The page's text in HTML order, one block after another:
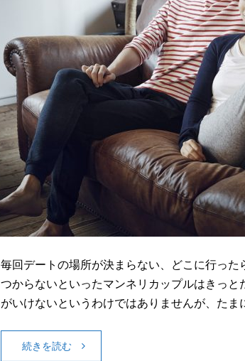
毎回デートの場所が決まらない、どこに行っ
つからないといったマンネリカップルはきっ
がいけないというわけではありませんが、た
続きを読む